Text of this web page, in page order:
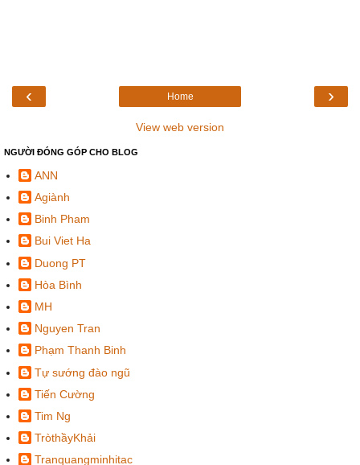
‹ ›
Home
View web version
NGƯỜI ĐÓNG GÓP CHO BLOG
ANN
Agiành
Binh Pham
Bui Viet Ha
Duong PT
Hòa Bình
MH
Nguyen Tran
Phạm Thanh Binh
Tự sướng đào ngũ
Tiến Cường
Tim Ng
TròthầyKhải
Tranquangminhitac